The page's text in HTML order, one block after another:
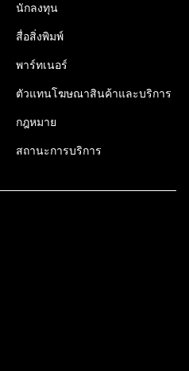
นักลงทุน
สื่อสิ่งพิมพ์
พาร์ทเนอร์
ตัวแทนโฆษณาสินค้าและบริการ
กฎหมาย
สถานะการบริการ